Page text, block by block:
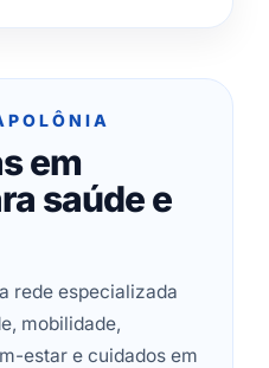
em
saúde e
rede especializada
mobilidade,
estar e cuidados em